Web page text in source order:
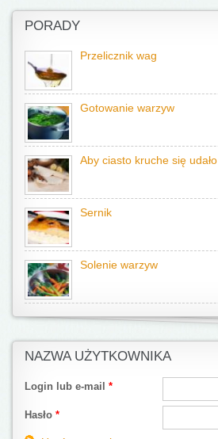
PORADY
Przelicznik wag
Gotowanie warzyw
Aby ciasto kruche się udało
Sernik
Solenie warzyw
NAZWA UŻYTKOWNIKA
Login lub e-mail *
Hasło *